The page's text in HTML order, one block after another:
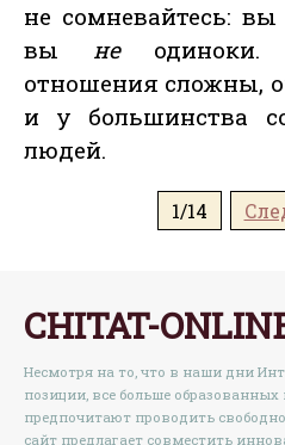
не сомневайтесь: вы
вы неодиноки.
отношения сложны,
и у большинства
людей.
1/14
CHITAT-
Несмотря на то, что в наши дни
позиции, все больше
предпочитают проводить
сайт предлагает совместить